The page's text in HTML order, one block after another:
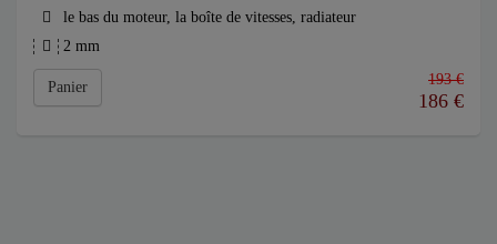
le bas du moteur, la boîte de vitesses, radiateur
2 mm
Panier 193 €
186 €